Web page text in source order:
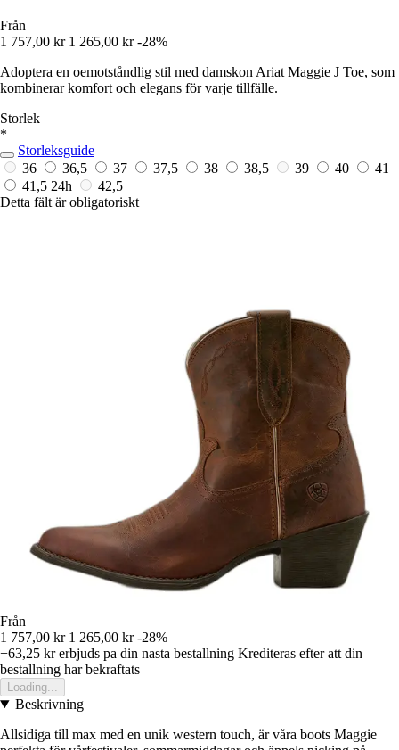
Från
1 757,00 kr 1 265,00 kr -28%
Adoptera en oemotståndlig stil med damskon Ariat Maggie J Toe, som
kombinerar komfort och elegans för varje tillfälle.
Storlek
*
Storleksguide
36
36,5 37 37,5 38 38,5 39 40
41
41,5 24h
42,5
Detta fält är obligatoriskt
Från
1 757,00 kr 1 265,00 kr -28%
+63,25 krerbjuds pa din nasta bestallning Krediteras efter att din
bestallning har bekraftats
Loading...
Beskrivning
Allsidiga till max med en unik western touch, är våra boots Maggie